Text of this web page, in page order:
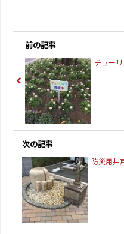
前の記事
チュー
次の記事
防災用井